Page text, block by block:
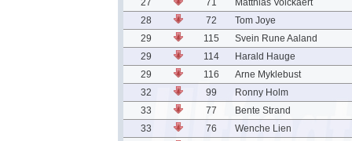
27
71
Matthias Volckaert
28
72
Tom Joye
29
115
Svein Rune Aaland
29
114
Harald Hauge
29
116
Arne Myklebust
32
99
Ronny Holm
33
77
Bente Strand
33
76
Wenche Lien